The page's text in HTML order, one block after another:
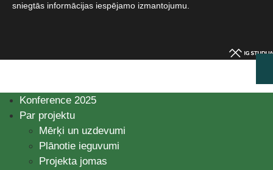
sniegtās informācijas iespējamo izmantojumu.​
Konference 2025
Par projektu
Mērķi un uzdevumi
Plānotie ieguvumi
Projekta jomas